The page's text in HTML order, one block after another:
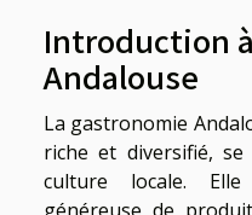
Introduction
Andalouse
La gastronomie
riche et diversifié,
culture locale.